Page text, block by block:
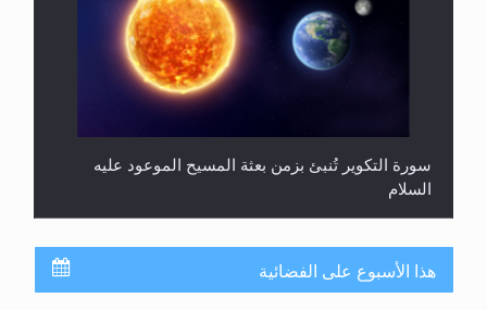
سورة التكوير تُنبئ بزمن بعثة المسيح الموعود عليه
السلام
هذا الأسبوع على الفضائية